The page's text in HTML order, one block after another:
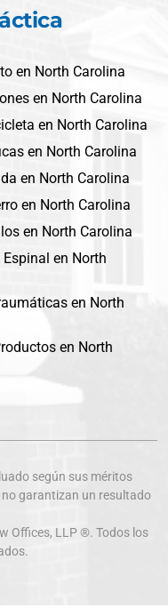
en North Carolina
en North Carolina
en North Carolina
en North Carolina
en North Carolina
en North Carolina
en North Carolina
en North
en North
en North
según sus méritos
garantizan un resultado
Offices, LLP ®. Todos los